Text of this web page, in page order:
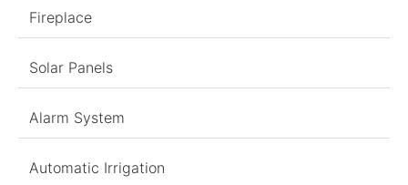
Fireplace
Solar Panels
Alarm System
Automatic Irrigation